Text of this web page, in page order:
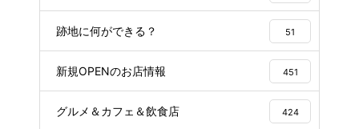
跡地に何ができる？ 51
新規OPENのお店情報 451
グルメ＆カフェ＆飲食店 424